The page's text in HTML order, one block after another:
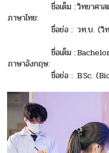
ภาษาไทย:
ชื่อเต็ม :วิทยาศา
ชื่อย่อ : วท.บ. (วิ
ภาษาอังกฤษ:
ชื่อเต็ม :
ชื่อย่อ : B.Sc.